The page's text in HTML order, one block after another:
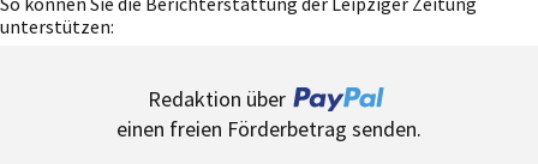
unterstützen:
Redaktion über
einen freien Förderbetrag senden.